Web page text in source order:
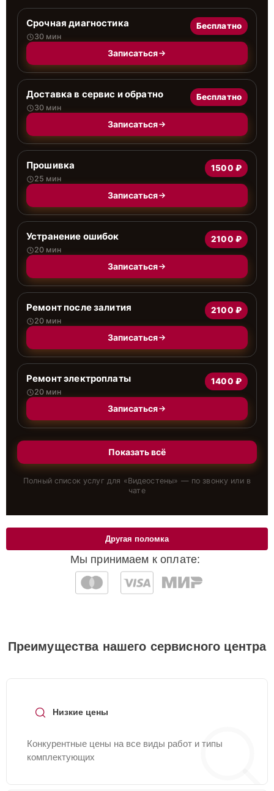
Срочная диагностика
30 мин
Бесплатно
Записаться
Доставка в сервис и обратно
30 мин
Бесплатно
Записаться
Прошивка
25 мин
1500 ₽
Записаться
Устранение ошибок
20 мин
2100 ₽
Записаться
Ремонт после залития
20 мин
2100 ₽
Записаться
Ремонт электроплаты
20 мин
1400 ₽
Записаться
Показать всё
Полный список услуг для «Видеостены» — по звонку или в
чате
Мы принимаем к оплате:
Другая поломка
Преимущества нашего сервисного центра
Низкие цены
Конкурентные цены на все виды работ и типы
комплектующих